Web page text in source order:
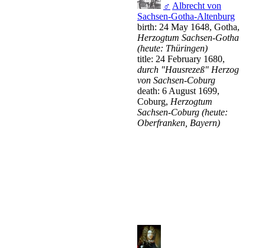
♂ Albrecht von
Sachsen-Gotha-Altenburg
birth: 24 May 1648, Gotha,
Herzogtum Sachsen-Gotha
(heute: Thüringen)
title: 24 February 1680,
durch "Hausrezeß" Herzog
von Sachsen-Coburg
death: 6 August 1699,
Coburg, Herzogtum
Sachsen-Coburg (heute:
Oberfranken, Bayern)